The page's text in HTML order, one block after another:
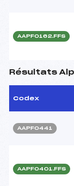
AAPF0162.FFS
Résultats
Codex
AAPF0441
AAPF0401.FFS